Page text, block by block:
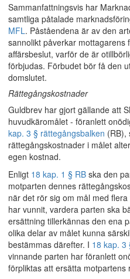
Sammanfattningsvis har
samtliga påtalade
MFL. Påståendena är av den
sannolikt påverkar
affärsbeslut, varför de är
förbjudas. Förbudet bör få den
domslutet.
Rättegångskostnader
Guldbrev har gjort gällande att
huvudkäromålet - föranlett
kap. 3 § rättegångsbalken (RB),
rättegångskostnader i målet
egen kostnad.
Enligt 18 kap. 1 § RB ska den
motparten dennes
när det rör sig om mål med
har vunnit, vardera parten ska
ersättning tillerkännas den ena
olika delar av målet kunna
bestämmas därefter. I 18 kap. 3
vinnande parten har föranlett
förpliktas att ersätta motpartens